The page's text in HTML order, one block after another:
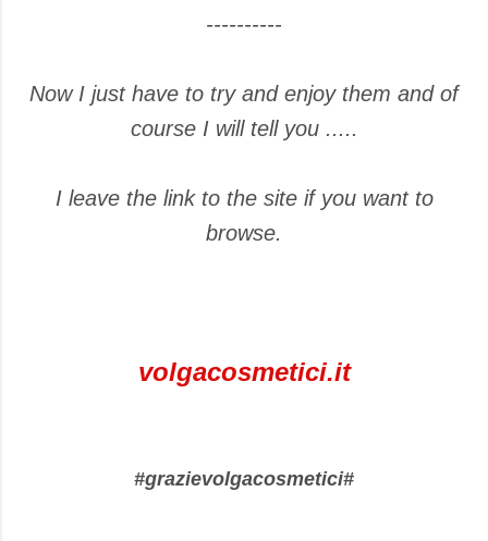
----------
Now I just have to try and enjoy them and of
course I will tell you .....
I leave the link to the site if you want to
browse.
volgacosmetici.it
#grazievolgacosmetici#